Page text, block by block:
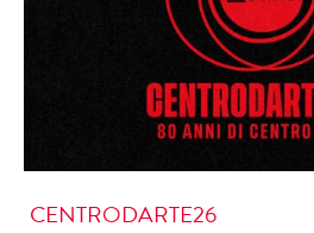
CENTRODARTE26